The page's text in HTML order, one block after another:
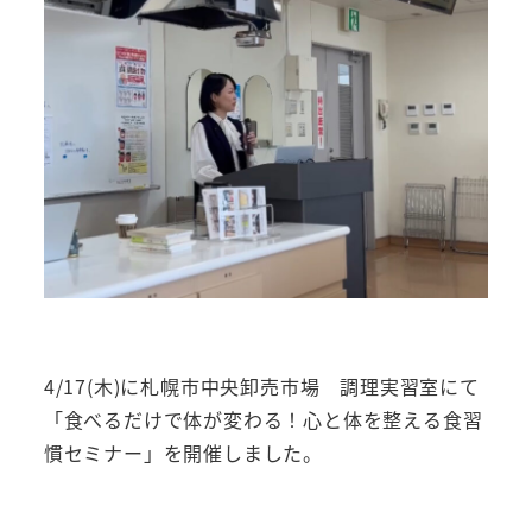
4/17(木)に札幌市中央卸売市場 調理実習室にて
「食べるだけで体が変わる！心と体を整える食習
慣セミナー」を開催しました。